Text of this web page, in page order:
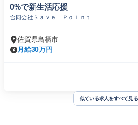
0%で新生活応援
合同会社Ｓａｖｅ Ｐｏｉｎｔ
佐賀県鳥栖市
月給30万円
似ている求人をすべて見る